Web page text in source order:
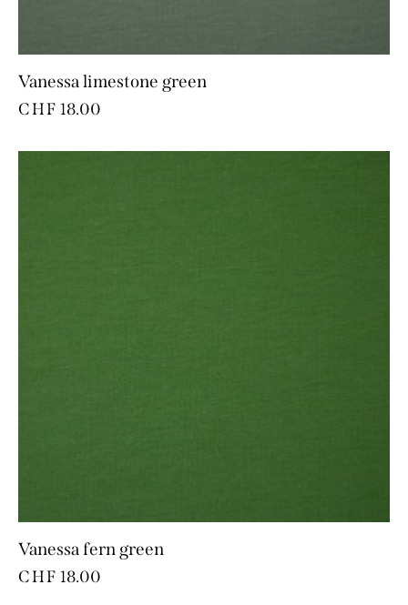
Vanessa limestone green
CHF 18.00
Vanessa fern green
CHF 18.00